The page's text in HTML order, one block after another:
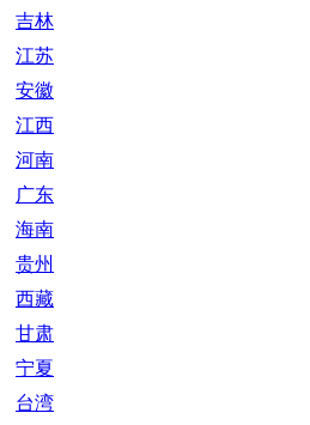
吉林
江苏
安徽
江西
河南
广东
海南
贵州
西藏
甘肃
宁夏
台湾